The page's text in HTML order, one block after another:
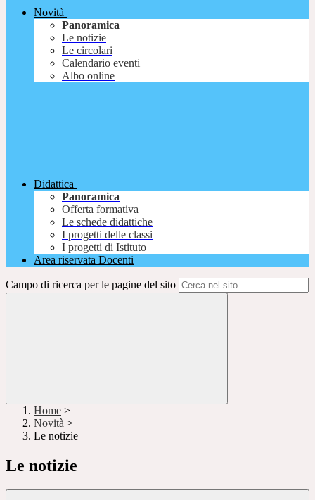
Novità
Panoramica
Le notizie
Le circolari
Calendario eventi
Albo online
Didattica
Panoramica
Offerta formativa
Le schede didattiche
I progetti delle classi
I progetti di Istituto
Area riservata Docenti
Campo di ricerca per le pagine del sito
Home >
Novità >
Le notizie
Le notizie